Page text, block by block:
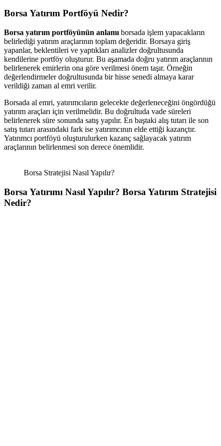
BorsaYatırım Portföyü Nedir?
Borsa yatırım portföyünün anlamı borsada işlem yapacakların
belirlediği yatırım araçlarının toplam değeridir. Borsaya giriş
yapanlar, beklentileri ve yaptıkları analizler doğrultusunda
kendilerine portföy oluşturur. Bu aşamada doğru yatırım araçlarının
belirlenerek emirlerin ona göre verilmesi önem taşır. Örneğin
değerlendirmeler doğrultusunda bir hisse senedi almaya karar
verildiği zaman al emri verilir.
Borsada al emri, yatırımcıların gelecekte değerleneceğini öngördüğü
yatırım araçları için verilmelidir. Bu doğrultuda vade süreleri
belirlenerek süre sonunda satış yapılır. En baştaki alış tutarı ile son
satış tutarı arasındaki fark ise yatırımcının elde ettiği kazançtır.
Yatırımcı portföyü oluşturulurken kazanç sağlayacak yatırım
araçlarının belirlenmesi son derece önemlidir.
Borsa Stratejisi Nasıl Yapılır?
Borsa Yatırımı Nasıl Yapılır? Borsa Yatırım Stratejisi
Nedir?